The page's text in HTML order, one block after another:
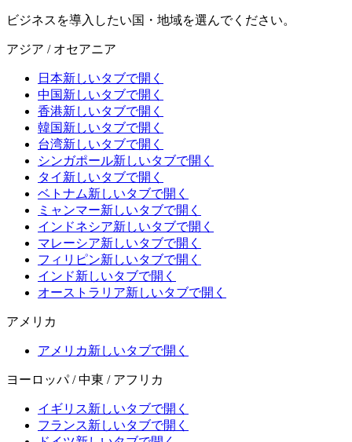
ビジネスを導入したい国・地域を選んでください。
アジア / オセアニア
日本新しいタブで開く
中国新しいタブで開く
香港新しいタブで開く
韓国新しいタブで開く
台湾新しいタブで開く
シンガポール新しいタブで開く
タイ 新しいタブで開く
ベトナム新しいタブで開く
ミャンマー新しいタブで開く
インドネシア新しいタブで開く
マレーシア新しいタブで開く
フィリピン新しいタブで開く
インド新しいタブで開く
オーストラリア新しいタブで開く
アメリカ
アメリカ新しいタブで開く
ヨーロッパ / 中東 / アフリカ
イギリス新しいタブで開く
フランス新しいタブで開く